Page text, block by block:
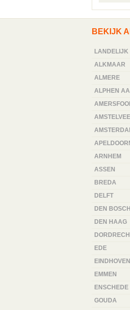
BEKIJK
LANDELIJK
ALKMAAR
ALMERE
ALPHEN
ARNHEM
ASSEN
BREDA
DELFT
DEN BOSCH
DEN HAAG
EDE
EINDHOVEN
EMMEN
ENSCHEDE
GOUDA